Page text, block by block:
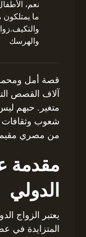
نعم،
ما يمتلكون
والهرسك
قصة أمل
آلاف القصص
متغير. حبهم
شعوب وثقافات
من مصري مقيم
مقدمة
الدولي
يعتبر الزواج
المتزايدة في